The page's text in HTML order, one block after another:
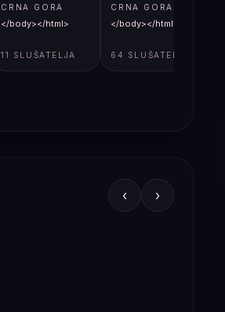
CRNA GORA
</body></html>
11 SLUŠATELJA
CRNA GORA
</body></html>
64 SLUŠATELJA
‹ ›